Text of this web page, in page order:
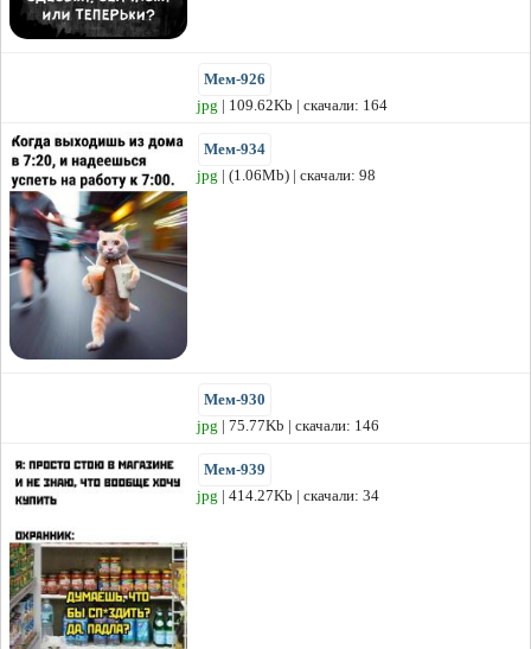
Мем-926
jpg | 109.62Kb | скачали: 164
Мем-934
jpg | (1.06Mb) | скачали: 98
Мем-930
jpg | 75.77Kb | скачали: 146
Мем-939
jpg | 414.27Kb | скачали: 34